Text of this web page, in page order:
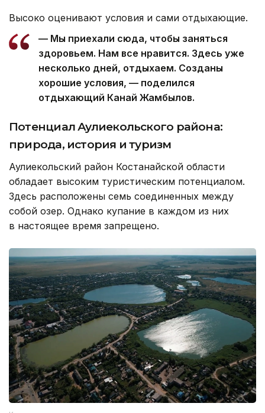
Высоко оценивают условия и сами отдыхающие.
— Мы приехали сюда, чтобы заняться
здоровьем. Нам все нравится. Здесь уже
несколько дней, отдыхаем. Созданы
хорошие условия, — поделился
отдыхающий Канай Жамбылов.
Потенциал Аулиекольского района:
природа, история и туризм
Аулиекольский район Костанайской области
обладает высоким туристическим потенциалом.
Здесь расположены семь соединенных между
собой озер. Однако купание в каждом из них
в настоящее время запрещено.